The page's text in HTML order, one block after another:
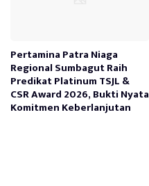
Pertamina Patra Niaga
Regional Sumbagut Raih
Predikat Platinum TSJL &
CSR Award 2026, Bukti Nyata
Komitmen Keberlanjutan